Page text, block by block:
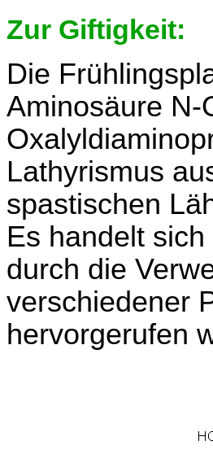
Zur Giftigkeit:
Die
Aminosäure N-
Lathyrismus
spastischen
Es handelt
durch die
verschiedener
hervorgerufen